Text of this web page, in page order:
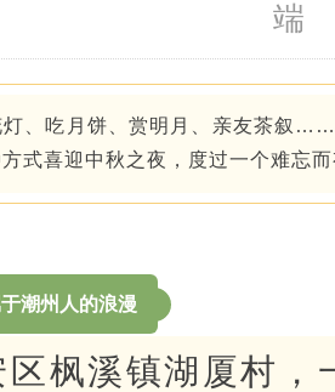
端
灯、吃月饼、赏明月、亲友茶叙
式喜迎中秋之夜，度过一个难忘
潮州人的浪漫
区枫溪镇湖厦村，